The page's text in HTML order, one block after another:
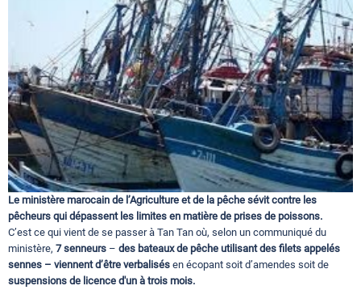
Circuits touristiques
Tourisme
Régions
Hotels
Evenements
Le ministère marocain de l’Agriculture et de la pêche sévit contre les
pêcheurs qui dépassent les limites en matière de prises de poissons.
C’est ce qui vient de se passer à Tan Tan où, selon un communiqué du
ministère, 7 senneurs – des bateaux de pêche utilisant des filets appelés
sennes – viennent d’être verbalisés en écopant soit d’amendes soit de
suspensions de licence d'un à trois mois.